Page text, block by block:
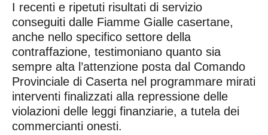
I recenti e ripetuti risultati di servizio
conseguiti dalle Fiamme Gialle casertane,
anche nello specifico settore della
contraffazione, testimoniano quanto sia
sempre alta l’attenzione posta dal Comando
Provinciale di Caserta nel programmare mirati
interventi finalizzati alla repressione delle
violazioni delle leggi finanziarie, a tutela dei
commercianti onesti.